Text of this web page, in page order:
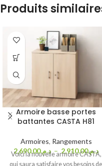
Produits
Armoire basse portes
battantes CASTA H81
Armoires, Rangements
د.م.2,690.00 – د.م.2,910.00
Voici la nouvelle armoire CASTA,
qui saura satisfaire vos besoins de